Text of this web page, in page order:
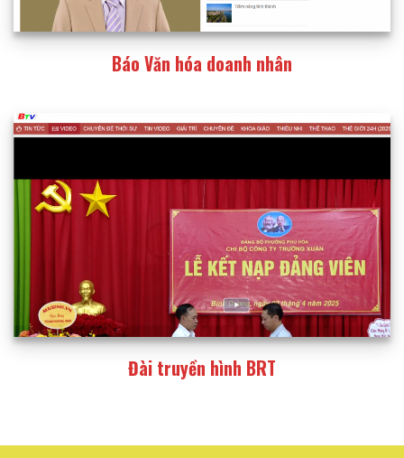
Báo Văn hóa doanh nhân
Đài truyền hình BRT